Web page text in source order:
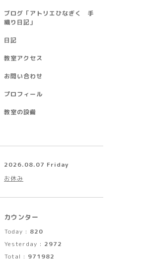
ブログ「アトリエひなぎく 手
織り日記」
日記
教室アクセス
お問い合わせ
プロフィール
教室の設備
2026.08.07 Friday
お休み
カウンター
Today : 820
Yesterday : 2972
Total : 971982